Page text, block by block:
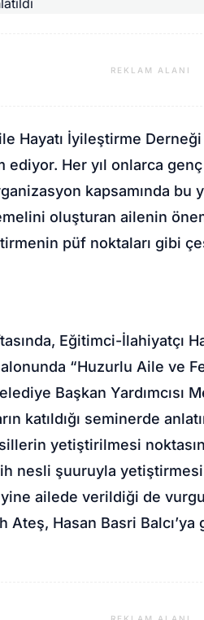
REKLAM ALANI
Hayatı İyileştirme
ediyor. Her yıl onlarca
kapsamında bu
oluşturan ailenin
püf noktaları gibi
Eğitimci-İlahiyatçı
“Huzurlu Aile ve
Başkan Yardımcısı
katıldığı seminerde
yetiştirilmesi
nesli şuuruyla
ailede verildiği de
Ateş, Hasan Basri